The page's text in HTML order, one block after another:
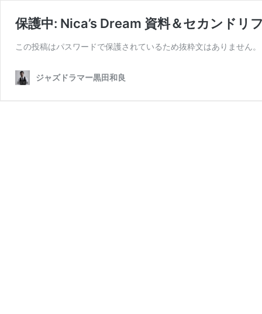
保護中: Nica’s Dream 資料＆セカンドリ
この投稿はパスワードで保護されているため抜粋文はありません。
ジャズドラマー黒田和良